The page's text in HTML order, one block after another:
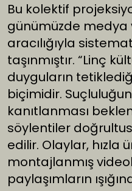
Bu kolektif
günümüzde medya
aracılığıyla
taşınmıştır. “Linç
duyguların
biçimidir.
kanıtlanması
söylentiler
edilir. Olaylar, hızla
montajlanmış
paylaşımların